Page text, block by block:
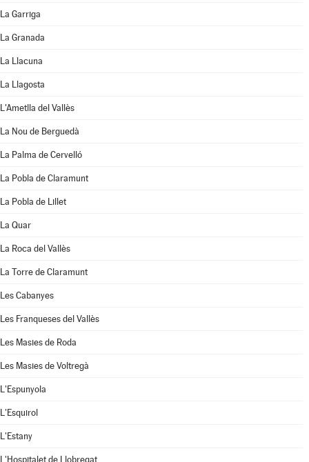
La Garriga
La Granada
La Llacuna
La Llagosta
L'Ametlla del Vallès
La Nou de Berguedà
La Palma de Cervelló
La Pobla de Claramunt
La Pobla de Lillet
La Quar
La Roca del Vallès
La Torre de Claramunt
Les Cabanyes
Les Franqueses del Vallès
Les Masies de Roda
Les Masies de Voltregà
L'Espunyola
L'Esquirol
L'Estany
L'Hospitalet de Llobregat